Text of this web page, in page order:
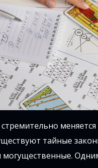
меняется
тайные